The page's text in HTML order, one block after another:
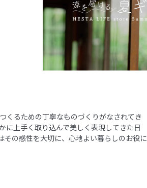
くるための丁寧なものづくりがなされてき
に上手く取り込んで美しく表現してきた日
の感性を大切に、心地よい暮らしのお役に